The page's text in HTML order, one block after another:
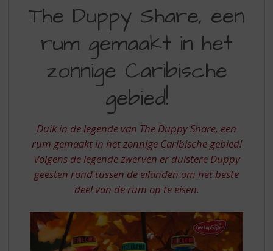
DUPPY
SHARE
RUM
HET
ZONNIGE
CARIBISCHE
GEBIED
The Duppy Share, een
rum gemaakt in het
zonnige Caribische
gebied!
Duik in de legende van The Duppy Share, een
rum gemaakt in het zonnige Caribische gebied!
Volgens de legende zwerven er duistere Duppy
geesten rond tussen de eilanden om het beste
deel van de rum op te eisen.